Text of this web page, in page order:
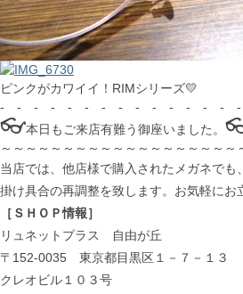
ピンクがカワイイ！RIMシリーズ💛
- - - - - - - - - - - - - -
👓本日もご来店有難う御座いました。
～～～～～～～～～～～～～～～～～～～
当店では、他店様で購入されたメガネでも
掛け具合の再調整を致します。お気軽にお
［ＳＨＯＰ情報］
リュネットプラス 自由が丘
〒152-0035 東京都目黒区１－７－１３
クレオビル１０３号